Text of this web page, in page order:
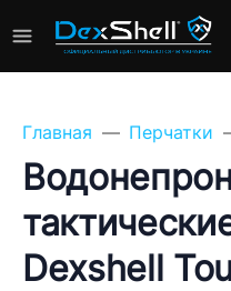
Главная Перчатки
Dexshell
Задайте свой
мы обязательно